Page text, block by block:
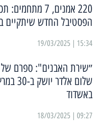
220 אמנים, 7
הפסטיבל החדש שיתקיים
15:34 | 19/03/2025
״שירת האבנים": ספרם של
שלום
באשדוד
09:27 | 18/03/2025